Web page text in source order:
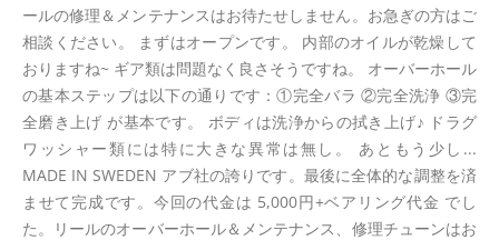
ールの修理＆メンテナンスはお待たせしません。お急ぎの方はご
相談ください。 まずはオープンです。 内部のオイルが乾燥して
おりますね~ ギア類は問題なく良さそうですね。 オーバーホール
の基本ステップは以下の通りです：①完全バラ ②完全洗浄 ③完
全磨き上げ が基本です。 ボディは洗浄からの拭き上げ♪ ドラグ
ワッシャー類には特に大きな異常は無し。 あともう少し...
MADE IN SWEDEN アブ社の誇りです。最後に全体的な調整を済
ませて完成です。今回の代金は 5,000円+ベアリング代金 でし
た。リールのオーバーホール＆メンテナンス、修理チューンはお